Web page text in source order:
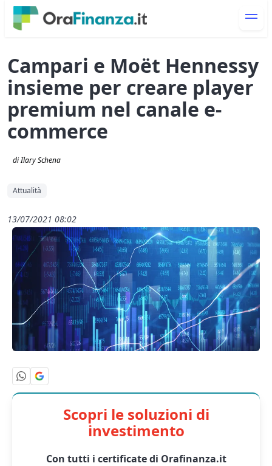
Campari e Moët Hennessy
insieme per creare player
premium nel canale e-
commerce
di Ilary Schena
Attualità
13/07/2021 08:02
Scopri le soluzioni di
investimento
Con tutti i certificate di Orafinanza.it